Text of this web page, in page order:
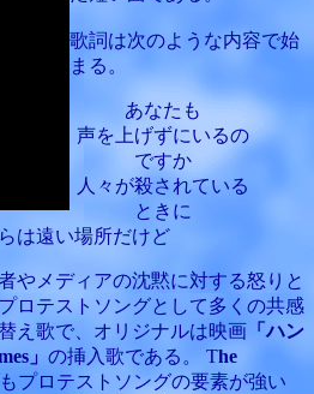
歌詞は次のような内容で始
まる。
あなたも
声を上げずにいるの
ですか
人々が殺されている
ときに
は遠い場所だけど
やメディアの沈黙に対する怒りと
ロテストソングとして多くの共感
え歌で、オリジナルは映画 「ハン
」 の挿入歌である。 The
プロテストソングの要素が強い